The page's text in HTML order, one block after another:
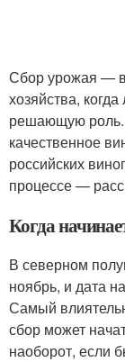
Сбор урожая —
хозяйства,
решающую роль.
качественное
российских
процессе —
Когда
В северном
ноябрь, и дата
Самый
сбор может
наоборот, если